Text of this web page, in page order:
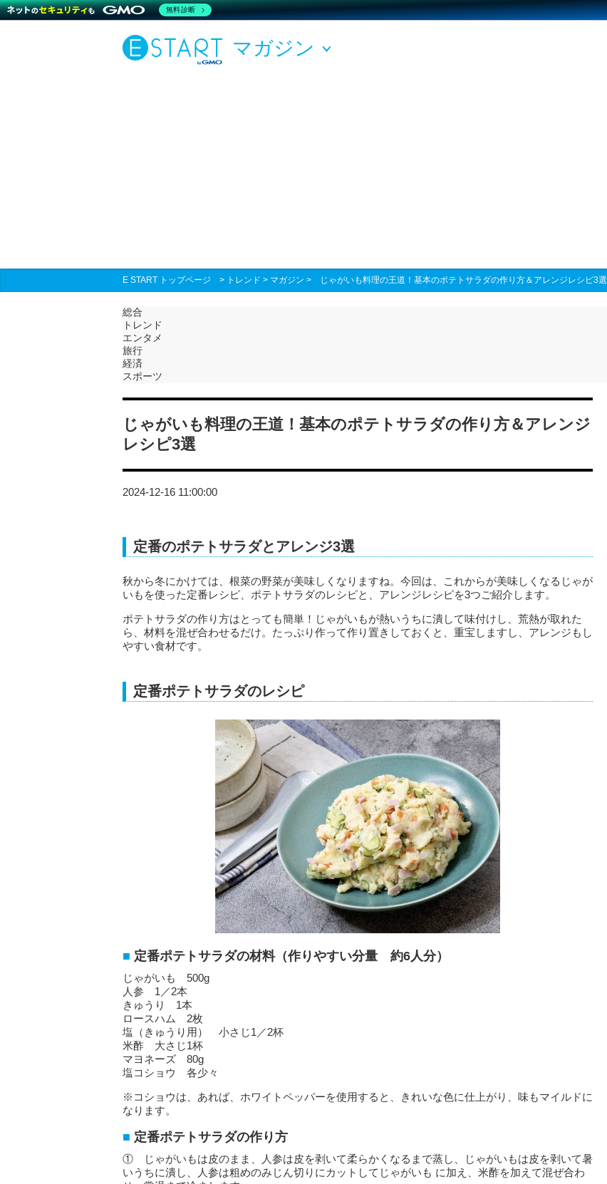
マガジン
E START トップページ > トレンド > マガジン > じゃがいも料理の王道！基本のポテトサラダの作り方＆アレンジレシピ3選
総合
トレンド
エンタメ
旅行
経済
スポーツ
じゃがいも料理の王道！基本のポテトサラダの作り方＆アレンジ
レシピ3選
2024-12-16 11:00:00
定番のポテトサラダとアレンジ3選
秋から冬にかけては、根菜の野菜が美味しくなりますね。今回は、これからが美味しくなるじゃが
いもを使った定番レシピ、ポテトサラダのレシピと、アレンジレシピを3つご紹介します。
ポテトサラダの作り方はとっても簡単！じゃがいもが熱いうちに潰して味付けし、荒熱が取れた
ら、材料を混ぜ合わせるだけ。たっぷり作って作り置きしておくと、重宝しますし、アレンジもし
やすい食材です。
定番ポテトサラダのレシピ
定番ポテトサラダの材料（作りやすい分量 約6人分）
じゃがいも 500g
人参 1／2本
きゅうり 1本
ロースハム 2枚
塩（きゅうり用） 小さじ1／2杯
米酢 大さじ1杯
マヨネーズ 80g
塩コショウ 各少々
※コショウは、あれば、ホワイトペッパーを使用すると、きれいな色に仕上がり、味もマイルドに
なります。
定番ポテトサラダの作り方
① じゃがいもは皮のまま、人参は皮を剥いて柔らかくなるまで蒸し、じゃがいもは皮を剥いて暑
いうちに潰し、人参は粗めのみじん切りにカットしてじゃがいも に加え、米酢を加えて混ぜ合わ
無料診断